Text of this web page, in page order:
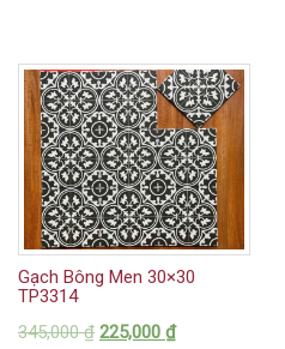
Gạch Bông Men 30×30
TP3314
345,000₫ 225,000 ₫